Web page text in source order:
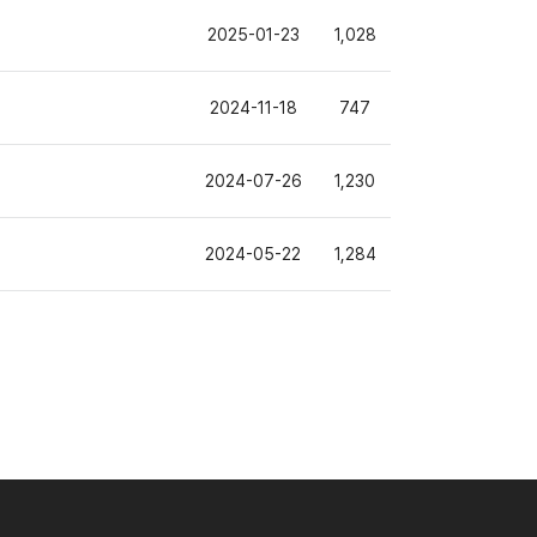
2025-01-23 1,028
2024-11-18 747
2024-07-26 1,230
2024-05-22 1,284